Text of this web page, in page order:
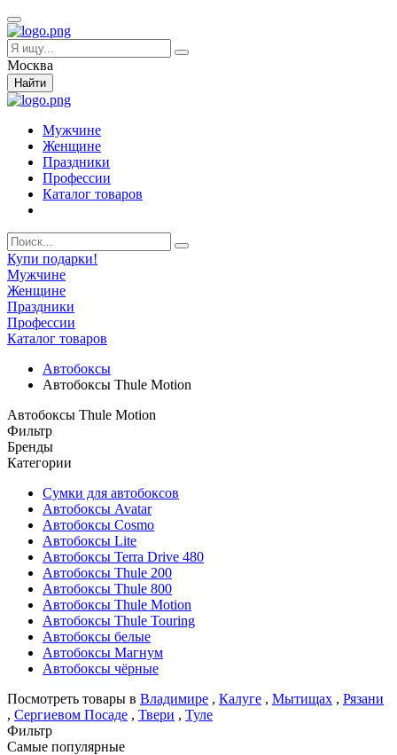
Москва
Найти
Мужчине
Женщине
Праздники
Профессии
Каталог товаров
Купи подарки!
Мужчине
Женщине
Праздники
Профессии
Каталог товаров
Автобоксы
Автобоксы Thule Motion
Автобоксы Thule Motion
Фильтр
Бренды
Категории
Cумки для автобоксов
Автобоксы Avatar
Автобоксы Cosmo
Автобоксы Lite
Автобоксы Terra Drive 480
Автобоксы Thule 200
Автобоксы Thule 800
Автобоксы Thule Motion
Автобоксы Thule Touring
Автобоксы белые
Автобоксы Магнум
Автобоксы чёрные
Посмотреть товары в Владимире , Калуге , Мытищах , Рязани
, Сергиевом Посаде , Твери , Туле
Фильтр
Самые популярные